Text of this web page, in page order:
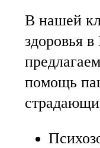
В нашей
здоровья
помощь